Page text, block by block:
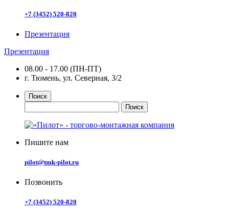
+7 (3452) 520-820
Презентация
Презентация
08.00 - 17.00 (ПН-ПТ)
г. Тюмень, ул. Северная, 3/2
Поиск
Пишите нам
pilot@tmk-pilot.ru
Позвонить
+7 (3452) 520-820